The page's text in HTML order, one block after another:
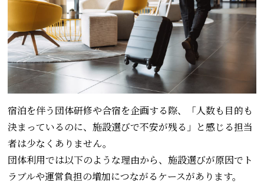
宿泊を伴う団体研修や合宿を企画する際、「人数も目的も
決まっているのに、施設選びで不安が残る」と感じる担当
者は少なくありません。
団体利用では以下のような理由から、施設選びが原因でト
ラブルや運営負担の増加につながるケースがあります。